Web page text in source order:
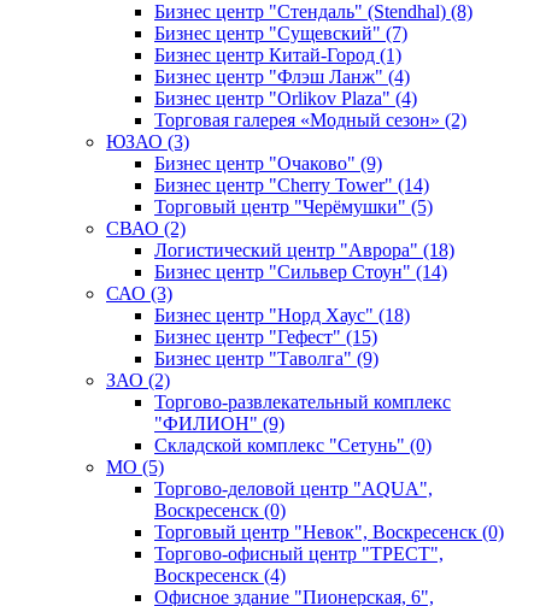
Бизнес центр "Стендаль" (Stendhal) (8)
Бизнес центр "Сущевский" (7)
Бизнес центр Китай-Город (1)
Бизнес центр "Флэш Ланж" (4)
Бизнес центр "Orlikov Plaza" (4)
Торговая галерея «Модный сезон» (2)
ЮЗАО (3)
Бизнес центр "Очаково" (9)
Бизнес центр "Cherry Tower" (14)
Торговый центр "Черёмушки" (5)
СВАО (2)
Логистический центр "Аврора" (18)
Бизнес центр "Сильвер Стоун" (14)
САО (3)
Бизнес центр "Норд Хаус" (18)
Бизнес центр "Гефест" (15)
Бизнес центр "Таволга" (9)
ЗАО (2)
Торгово-развлекательный комплекс
"ФИЛИОН" (9)
Складской комплекс "Сетунь" (0)
MO (5)
Торгово-деловой центр "AQUA",
Воскресенск (0)
Торговый центр "Невок", Воскресенск (0)
Торгово-офисный центр "ТРЕСТ",
Воскресенск (4)
Офисное здание "Пионерская, 6",